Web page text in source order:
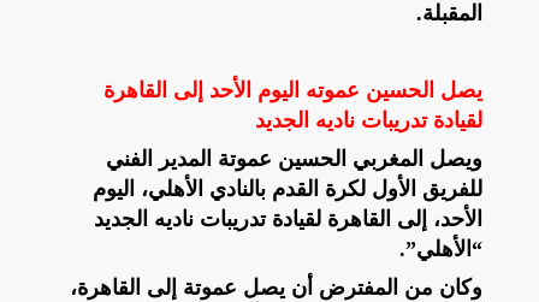
المقبلة.
يصل الحسين عموته اليوم الأحد إلى القاهرة
لقيادة تدريبات ناديه الجديد
ويصل المغربي الحسين عموتة المدير الفني
للفريق الأول لكرة القدم بالنادي الأهلي، اليوم
الأحد، إلى القاهرة لقيادة تدريبات ناديه الجديد
“الأهلي”.
وكان من المفترض أن يصل عموتة إلى القاهرة،